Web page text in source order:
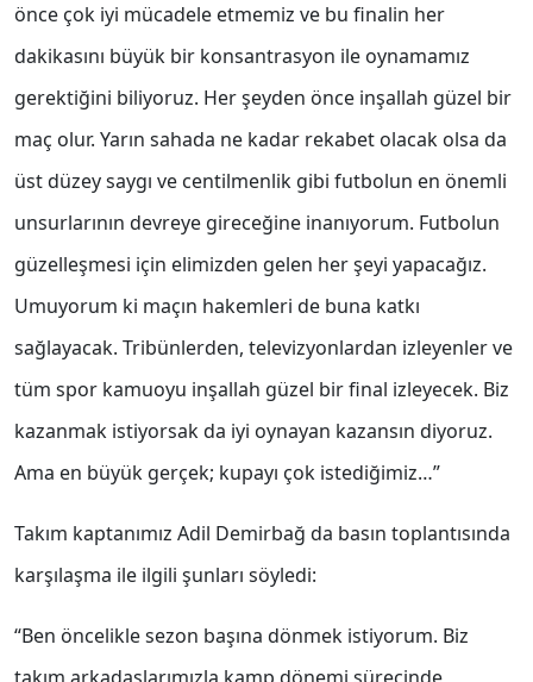
önce çok iyi mücadele etmemiz ve bu finalin her
dakikasını büyük bir konsantrasyon ile oynamamız
gerektiğini biliyoruz. Her şeyden önce inşallah güzel bir
maç olur. Yarın sahada ne kadar rekabet olacak olsa da
üst düzey saygı ve centilmenlik gibi futbolun en önemli
unsurlarının devreye gireceğine inanıyorum. Futbolun
güzelleşmesi için elimizden gelen her şeyi yapacağız.
Umuyorum ki maçın hakemleri de buna katkı
sağlayacak. Tribünlerden, televizyonlardan izleyenler ve
tüm spor kamuoyu inşallah güzel bir final izleyecek. Biz
kazanmak istiyorsak da iyi oynayan kazansın diyoruz.
Ama en büyük gerçek; kupayı çok istediğimiz…”
Takım kaptanımız Adil Demirbağ da basın toplantısında
karşılaşma ile ilgili şunları söyledi:
“Ben öncelikle sezon başına dönmek istiyorum. Biz